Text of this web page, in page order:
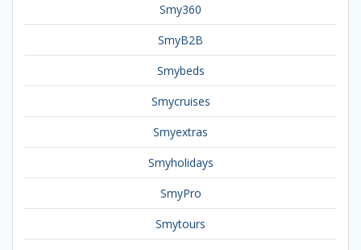
Smy360
SmyB2B
Smybeds
Smycruises
Smyextras
Smyholidays
SmyPro
Smytours